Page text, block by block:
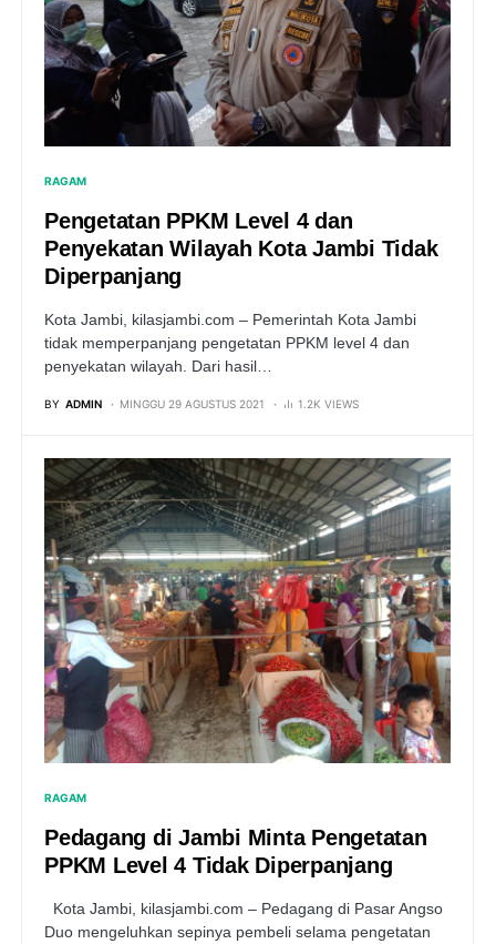
RAGAM
Pengetatan PPKM Level 4 dan
Penyekatan Wilayah Kota Jambi Tidak
Diperpanjang
Kota Jambi, kilasjambi.com – Pemerintah Kota Jambi
tidak memperpanjang pengetatan PPKM level 4 dan
penyekatan wilayah. Dari hasil…
BY ADMIN MINGGU 29 AGUSTUS 2021 1.2K VIEWS
RAGAM
Pedagang di Jambi Minta Pengetatan
PPKM Level 4 Tidak Diperpanjang
Kota Jambi, kilasjambi.com – Pedagang di Pasar Angso
Duo mengeluhkan sepinya pembeli selama pengetatan